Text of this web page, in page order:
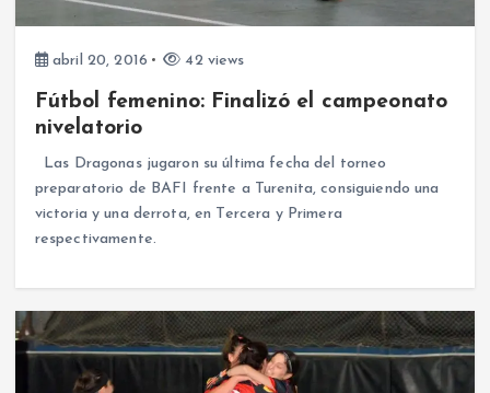
abril 20, 2016 42 views
Fútbol femenino: Finalizó el campeonato
nivelatorio
Las Dragonas jugaron su última fecha del torneo
preparatorio de BAFI frente a Turenita, consiguiendo una
victoria y una derrota, en Tercera y Primera
respectivamente.